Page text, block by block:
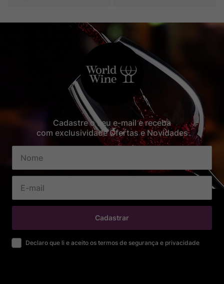
Cadastre o seu e-mail e receba
com exclusividade Ofertas e Novidades
Cadastrar
Declaro que li e aceito os termos de segurança e privacidade